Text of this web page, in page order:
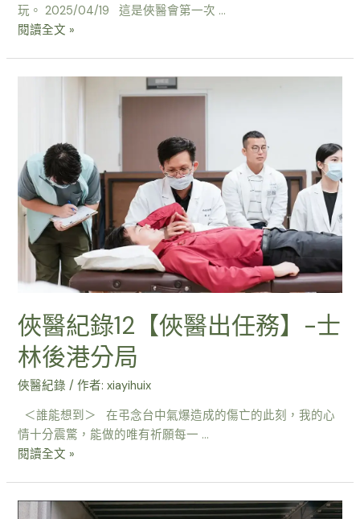
玩。 2025/04/19 這是俠醫會第一次 …
閱讀全文 »
俠醫紀錄12【俠醫出任務】-士
林後港分局
俠醫紀錄 / 作者:xiayihuix
＜誰能想到＞ 在弔念台中氣爆造成的傷亡的此刻，我的心
情十分震驚，能做的唯有祈願每一 …
閱讀全文 »